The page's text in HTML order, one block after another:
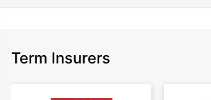
+Rs. 15/day is starting price for a 75 lakhs term life
+Rs. 504/month is starting price for a 1.5 crore term
Term Insurers